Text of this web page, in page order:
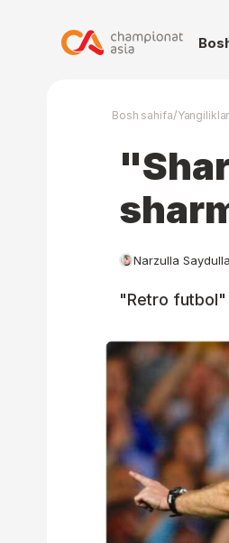
Bosh sahifa/Yangiliklar
Narzulla
"Retro futbol"